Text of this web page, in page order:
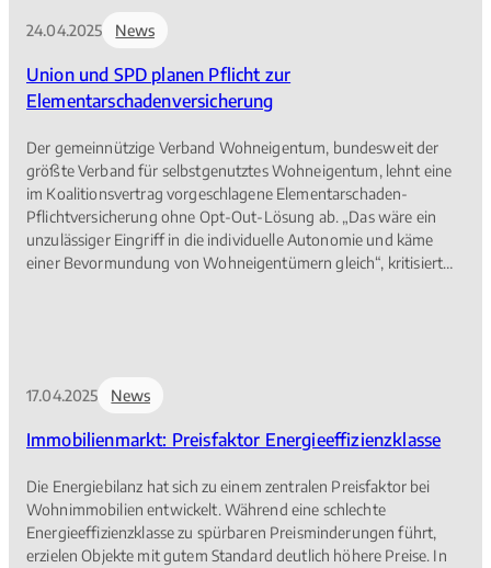
24.04.2025 News
Union und SPD planen Pflicht zur
Elementarschadenversicherung
Der gemeinnützige Verband Wohneigentum, bundesweit der
größte Verband für selbstgenutztes Wohneigentum, lehnt eine
im Koalitionsvertrag vorgeschlagene Elementarschaden-
Pflichtversicherung ohne Opt-Out-Lösung ab. „Das wäre ein
unzulässiger Eingriff in die individuelle Autonomie und käme
einer Bevormundung von Wohneigentümern gleich“, kritisiert
17.04.2025 News
Immobilienmarkt: Preisfaktor Energieeffizienzklasse
Die Energiebilanz hat sich zu einem zentralen Preisfaktor bei
Wohnimmobilien entwickelt. Während eine schlechte
Energieeffizienzklasse zu spürbaren Preisminderungen führt,
erzielen Objekte mit gutem Standard deutlich höhere Preise. In